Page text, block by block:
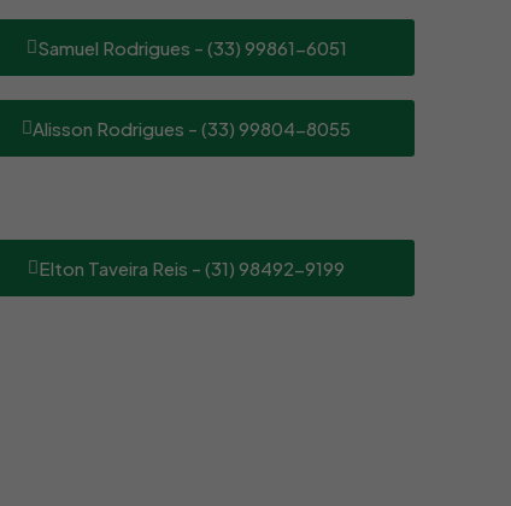
Samuel Rodrigues - (33) 99861-6051
Alisson Rodrigues - (33) 99804-8055
Elton Taveira Reis - (31) 98492-9199